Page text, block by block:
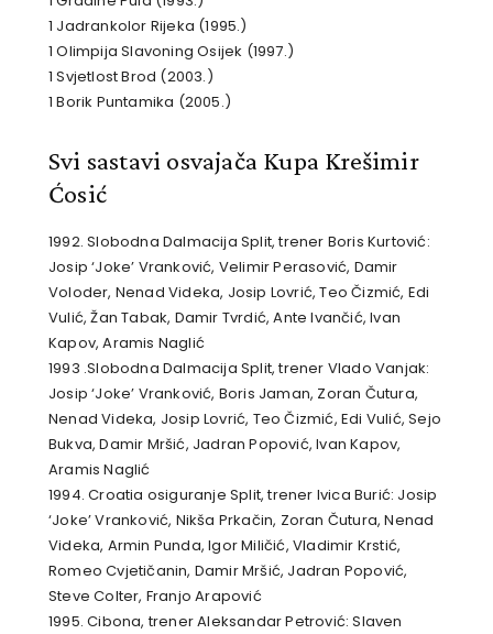
1 Jadrankolor Rijeka (1995.)
1 Olimpija Slavoning Osijek (1997.)
1 Svjetlost Brod (2003.)
1 Borik Puntamika (2005.)
Svi sastavi osvajača Kupa Krešimir
Ćosić
1992. Slobodna Dalmacija Split, trener Boris Kurtović:
Josip ‘Joke’ Vranković, Velimir Perasović, Damir
Voloder, Nenad Videka, Josip Lovrić, Teo Čizmić, Edi
Vulić, Žan Tabak, Damir Tvrdić, Ante Ivančić, Ivan
Kapov, Aramis Naglić
1993 .Slobodna Dalmacija Split, trener Vlado Vanjak:
Josip ‘Joke’ Vranković, Boris Jaman, Zoran Čutura,
Nenad Videka, Josip Lovrić, Teo Čizmić, Edi Vulić, Sejo
Bukva, Damir Mršić, Jadran Popović, Ivan Kapov,
Aramis Naglić
1994. Croatia osiguranje Split, trener Ivica Burić: Josip
‘Joke’ Vranković, Nikša Prkačin, Zoran Čutura, Nenad
Videka, Armin Punda, Igor Miličić, Vladimir Krstić,
Romeo Cvjetičanin, Damir Mršić, Jadran Popović,
Steve Colter, Franjo Arapović
1995. Cibona, trener Aleksandar Petrović: Slaven